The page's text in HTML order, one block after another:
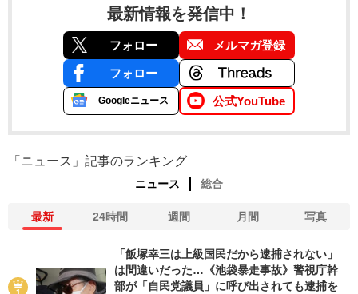
最新情報を発信中！
フォロー メルマガ登録
フォロー
Googleニュース 公式YouTube
「ニュース」記事のランキング
ニュース 総合
最新 24時間 週間 月間 写真
「飯塚幸三は上級国民だから逮捕されない」
は間違いだった…《池袋暴走事故》警視庁幹
部が「自民党議員」に呼び出されても逮捕を